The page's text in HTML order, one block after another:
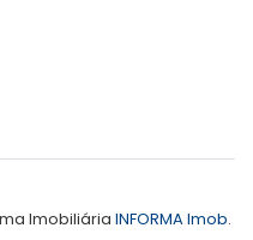
Imobiliária INFORMA Imob.